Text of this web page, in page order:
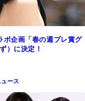
ボ企画「春の週プレ賞グ
）に決定！
ース